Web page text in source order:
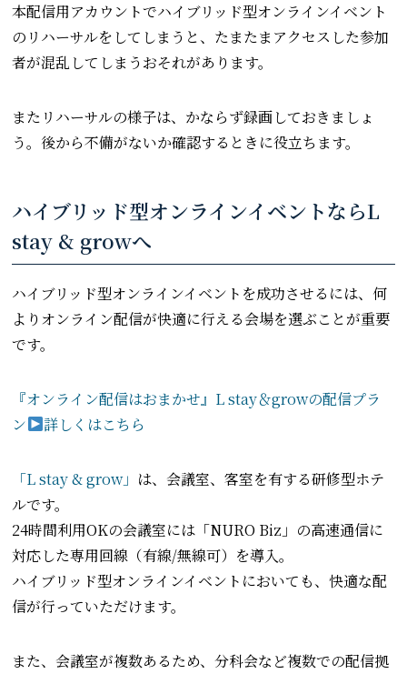
本配信用アカウントでハイブリッド型オンラインイベント
のリハーサルをしてしまうと、たまたまアクセスした参加
者が混乱してしまうおそれがあります。
またリハーサルの様子は、かならず録画しておきましょ
う。後から不備がないか確認するときに役立ちます。
ハイブリッド型オンラインイベントならL
stay & growへ
ハイブリッド型オンラインイベントを成功させるには、何
よりオンライン配信が快適に行える会場を選ぶことが重要
です。
『オンライン配信はおまかせ』L stay＆growの配信プラ
ン
詳しくはこちら
「L stay & grow」 は、会議室、客室を有する研修型ホテ
ルです。
24時間利用OKの会議室には「NURO Biz」の高速通信に
対応した専用回線（有線/無線可）を導入。
ハイブリッド型オンラインイベントにおいても、快適な配
信が行っていただけます。
また、会議室が複数あるため、分科会など複数での配信拠